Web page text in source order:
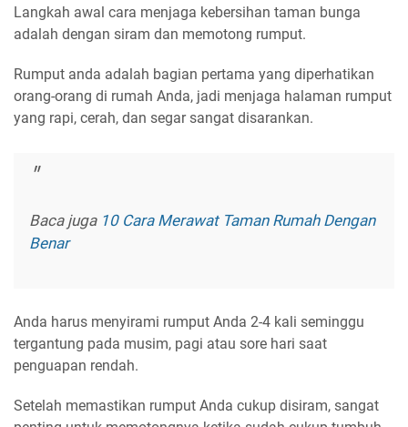
Langkah awal cara menjaga kebersihan taman bunga
adalah dengan siram dan memotong rumput.
Rumput anda adalah bagian pertama yang diperhatikan
orang-orang di rumah Anda, jadi menjaga halaman rumput
yang rapi, cerah, dan segar sangat disarankan.
Baca juga 10 Cara Merawat Taman Rumah Dengan
Benar
Anda harus menyirami rumput Anda 2-4 kali seminggu
tergantung pada musim, pagi atau sore hari saat
penguapan rendah.
Setelah memastikan rumput Anda cukup disiram, sangat